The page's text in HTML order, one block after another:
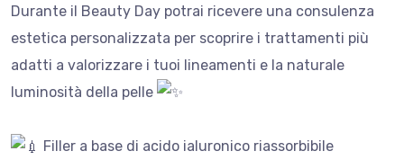
Durante il Beauty Day potrai ricevere una consulenza
estetica personalizzata per scoprire i trattamenti più
adatti a valorizzare i tuoi lineamenti e la naturale
luminosità della pelle
Filler a base di acido ialuronico riassorbibile